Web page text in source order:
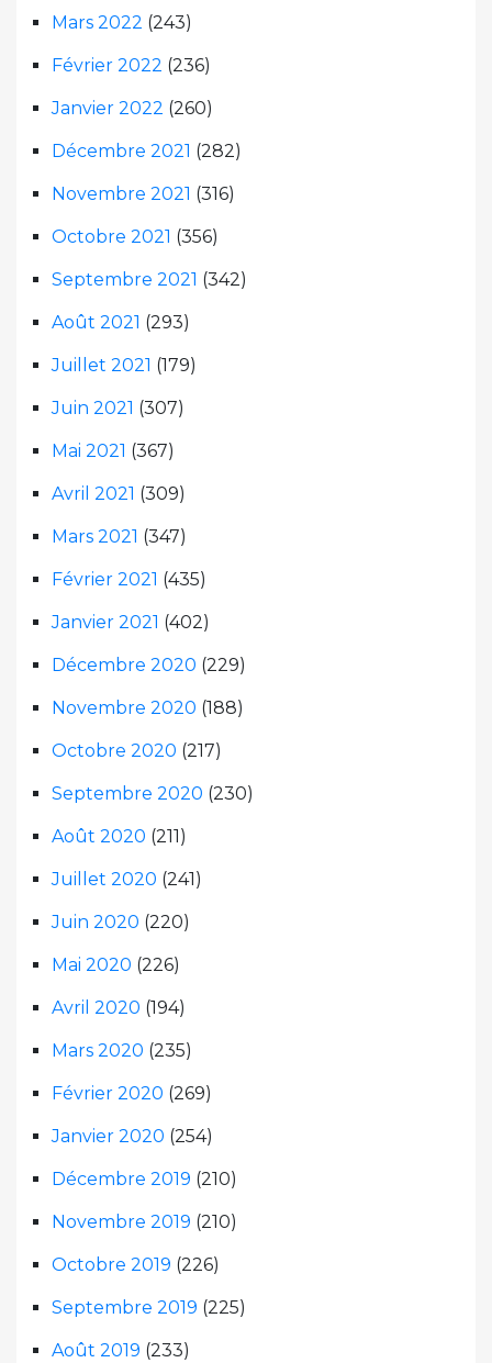
Mars 2022 (243)
Février 2022 (236)
Janvier 2022 (260)
Décembre 2021 (282)
Novembre 2021 (316)
Octobre 2021 (356)
Septembre 2021 (342)
Août 2021 (293)
Juillet 2021 (179)
Juin 2021 (307)
Mai 2021 (367)
Avril 2021 (309)
Mars 2021 (347)
Février 2021 (435)
Janvier 2021 (402)
Décembre 2020 (229)
Novembre 2020 (188)
Octobre 2020 (217)
Septembre 2020 (230)
Août 2020 (211)
Juillet 2020 (241)
Juin 2020 (220)
Mai 2020 (226)
Avril 2020 (194)
Mars 2020 (235)
Février 2020 (269)
Janvier 2020 (254)
Décembre 2019 (210)
Novembre 2019 (210)
Octobre 2019 (226)
Septembre 2019 (225)
Août 2019 (233)